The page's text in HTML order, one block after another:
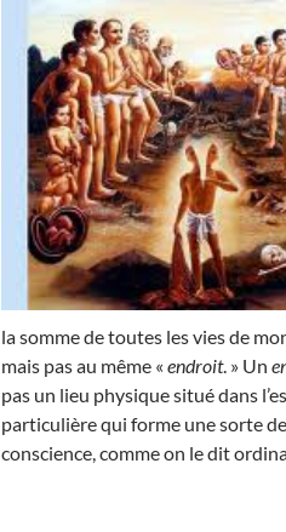
la somme de toutes les vies de
mais pas au même « endroit. » Un
pas un lieu physique situé dans
particulière qui forme une sorte
conscience, comme on le dit